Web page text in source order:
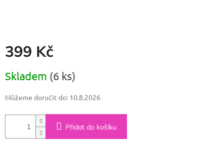
399 Kč
cena:
Skladem (6 ks)
Můžeme doručit do: 10.8.2026
Přidat do košíku